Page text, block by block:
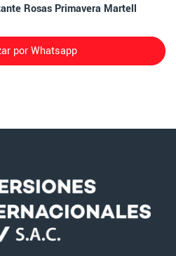
Rosas Primavera Martell
por Whatsapp